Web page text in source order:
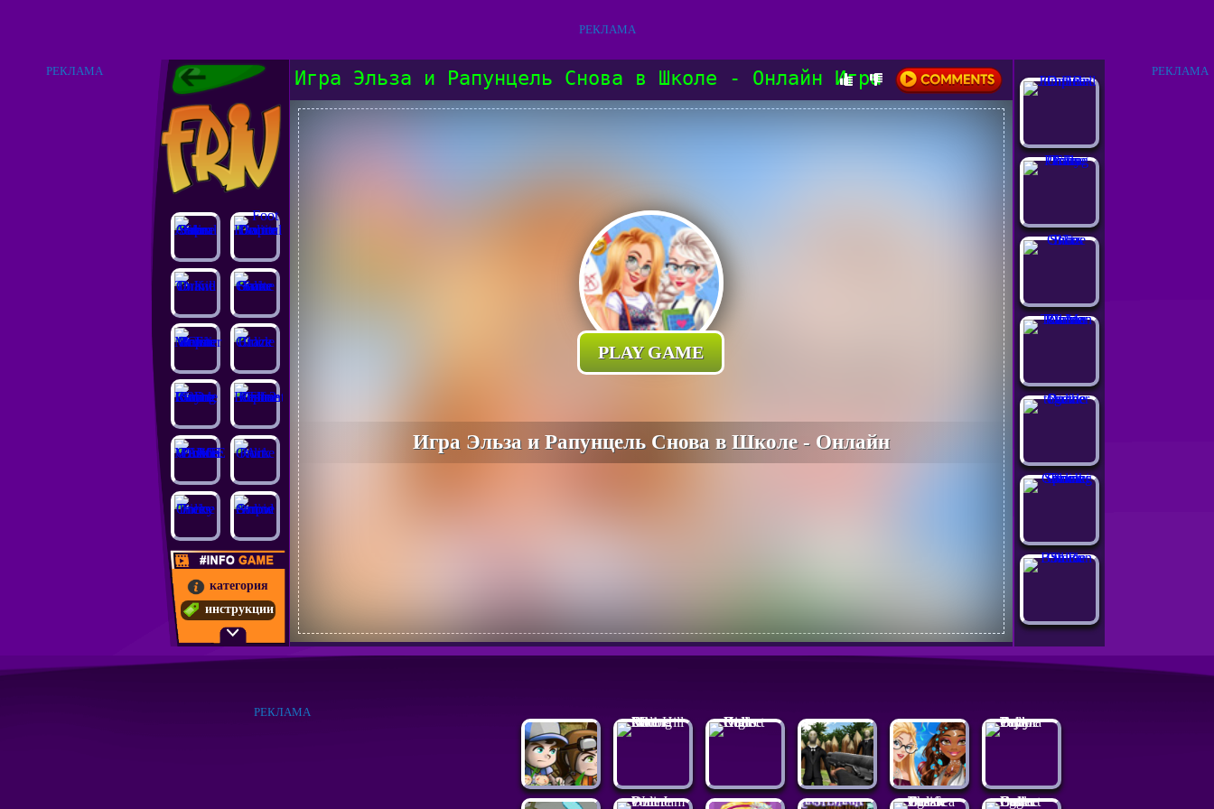
РЕКЛАМА
РЕКЛАМА
категория
инструкции
Игра Эльза и Рапунцель Снова в Школе - Онлайн Игра
PLAY GAME
Игра Эльза и Рапунцель Снова в Школе - Онлайн
РЕКЛАМА
РЕКЛАМА